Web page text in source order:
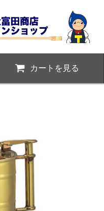
カートを見る